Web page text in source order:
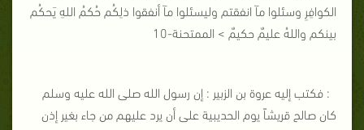
الكوافِرِ وسئلوا مآ انفقتم وليسئلوا مآ أنفقوا ذلِكُم حُكمُ اللهِ يَحكُم
بينكم واللهُ عليمٌ حكيمٌ > الممتحنة-10
‏:‏ فكتب إليه عروة بن الزبير ‏:‏ إن رسول الله صلى الله عليه وسلم
كان صالح قريشاً يوم الحديبية على أن يرد عليهم من جاء بغير إذن